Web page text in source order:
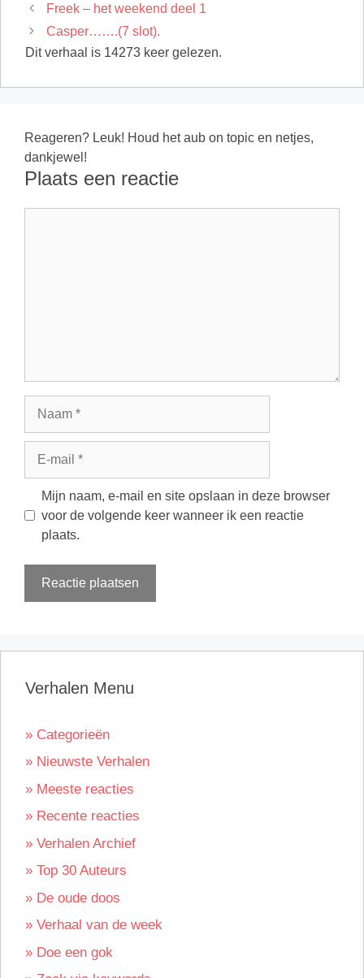
Freek – het weekend deel 1
Casper…….(7 slot).
Dit verhaal is 14273 keer gelezen.
Reageren? Leuk! Houd het aub on topic en netjes,
dankjewel!
Plaats een reactie
Mijn naam, e-mail en site opslaan in deze browser
voor de volgende keer wanneer ik een reactie
plaats.
Verhalen Menu
» Categorieën
» Nieuwste Verhalen
» Meeste reacties
» Recente reacties
» Verhalen Archief
» Top 30 Auteurs
» De oude doos
» Verhaal van de week
» Doe een gok